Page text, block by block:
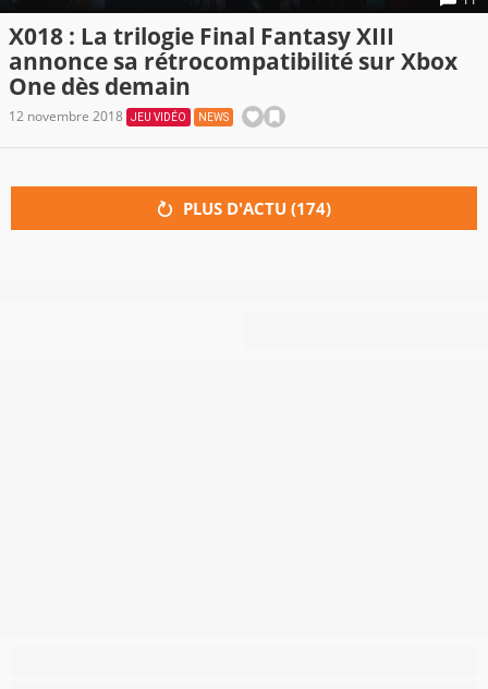
X018 : La trilogie Final Fantasy XIII
annonce sa rétrocompatibilité sur Xbox
One dès demain
12 novembre 2018 JEU VIDÉO NEWS
PLUS D'ACTU (174)